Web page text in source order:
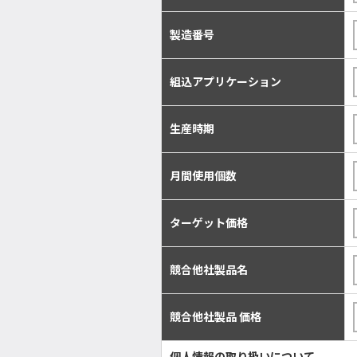
製造番号
組込アプリケーション
生産時期
月間使用個数
ターゲット価格
競合他社製品名
競合他社製品 価格